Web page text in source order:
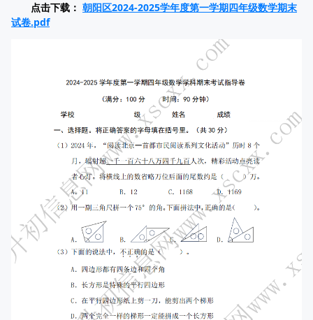
点击下载： 朝阳区2024-2025学年度第一学期四年级数学期末
试卷.pdf